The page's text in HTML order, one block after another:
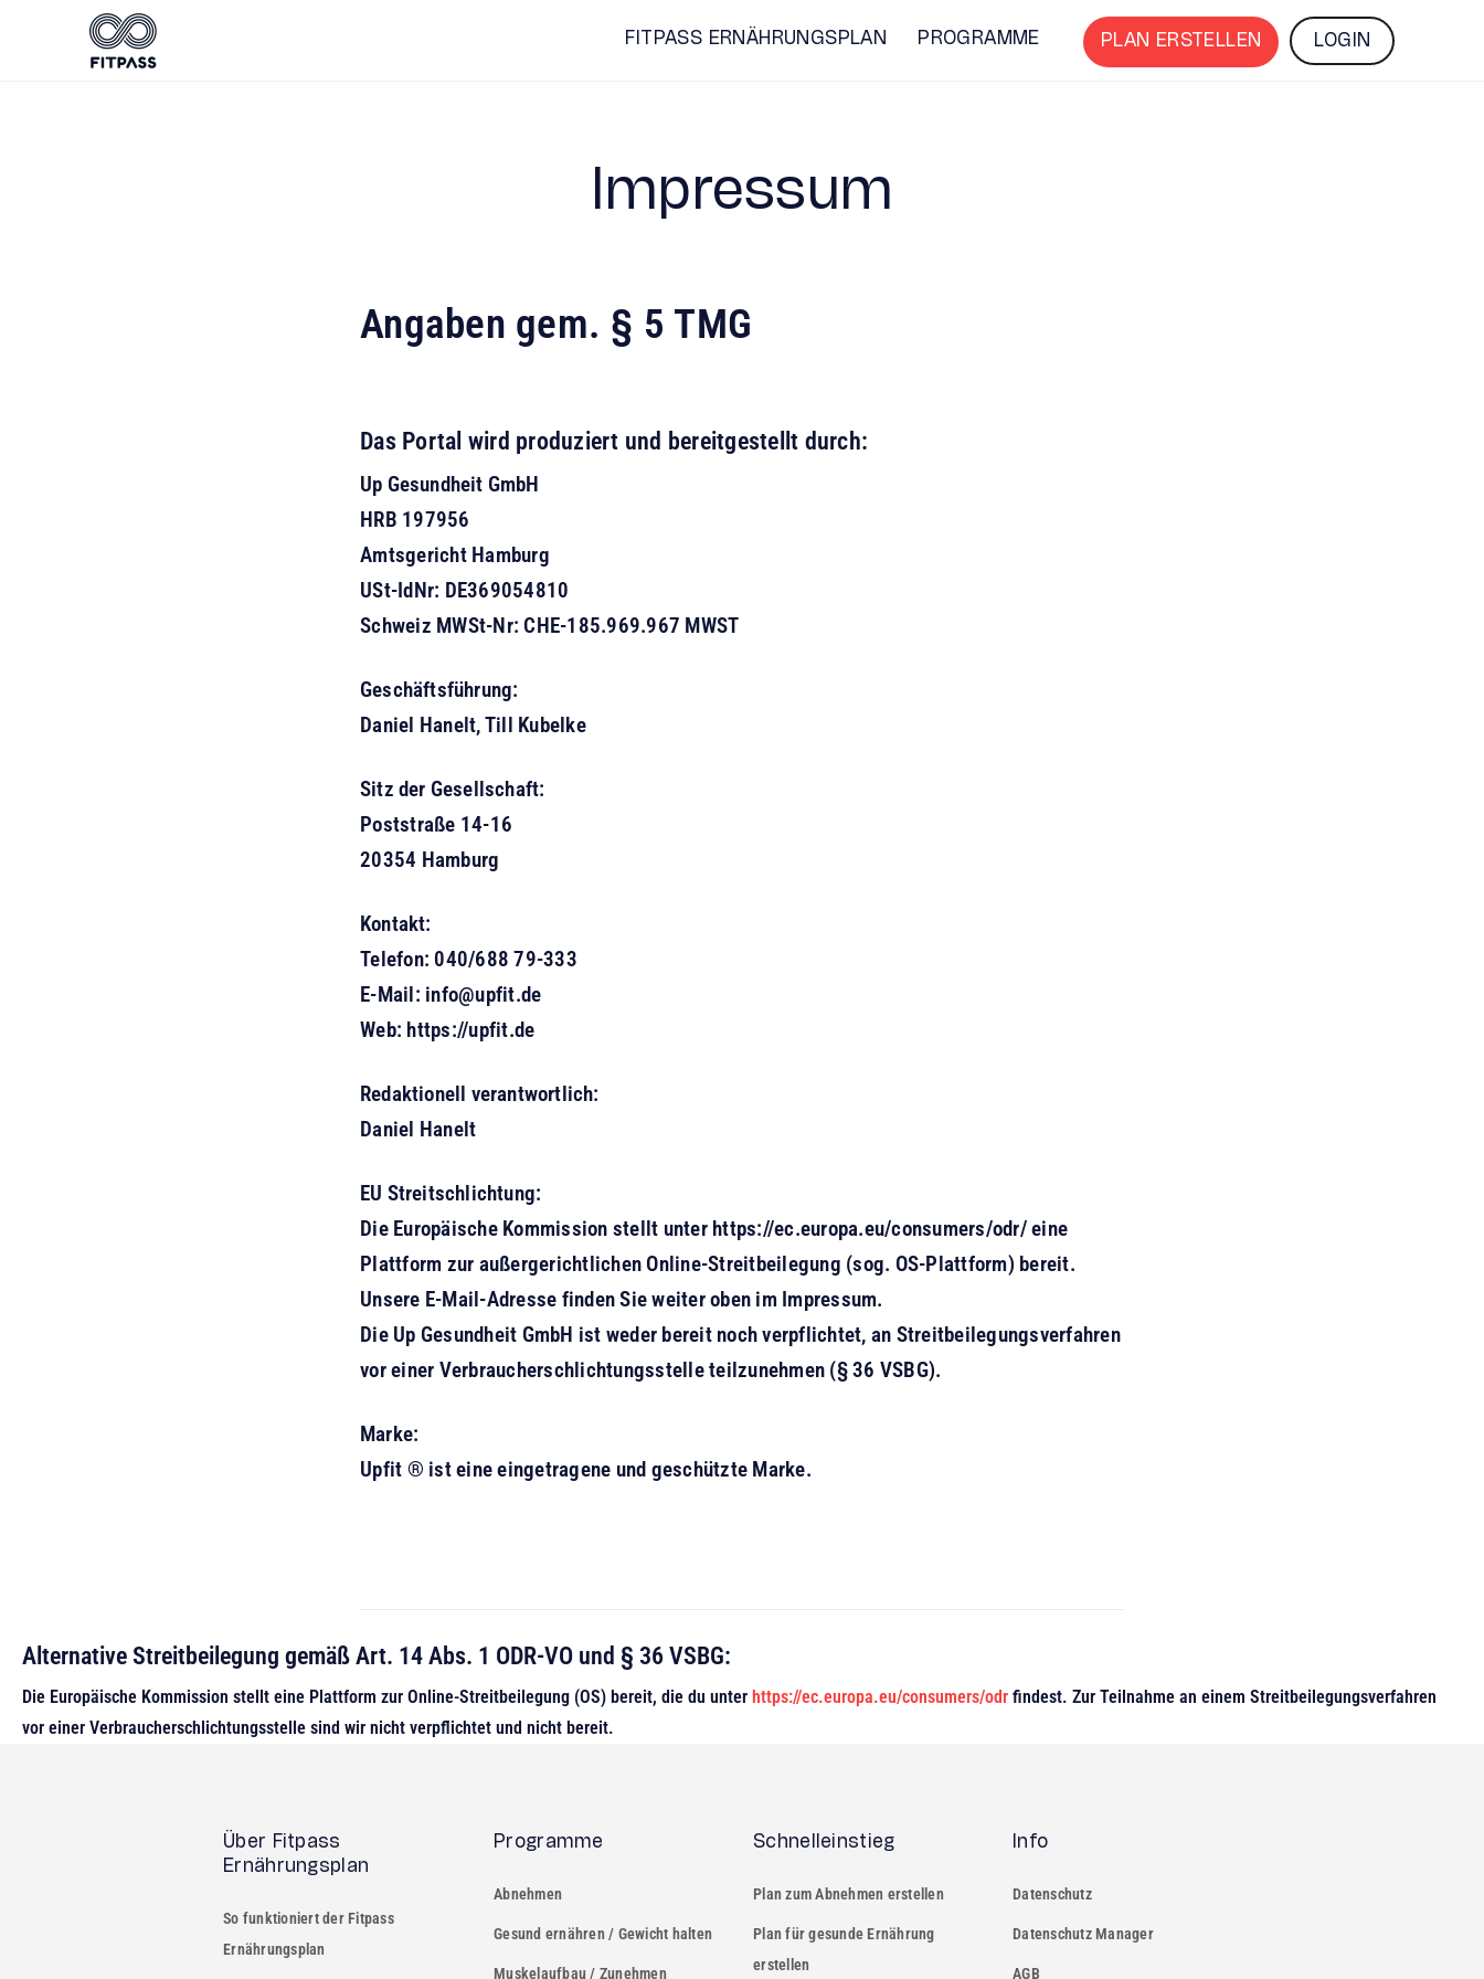
FITPASS ERNÄHRUNGSPLAN PROGRAMME PLAN ERSTELLEN LOGIN
Impressum
Angaben gem. § 5 TMG
Das Portal wird produziert und bereitgestellt durch:
Up Gesundheit GmbH
HRB 197956
Amtsgericht Hamburg
USt-IdNr: DE369054810
Schweiz MWSt-Nr: CHE-185.969.967 MWST
Geschäftsführung:
Daniel Hanelt, Till Kubelke
Sitz der Gesellschaft:
Poststraße 14-16
20354 Hamburg
Kontakt:
Telefon: 040/688 79-333
E-Mail: info@upfit.de
Web: https://upfit.de
Redaktionell verantwortlich:
Daniel Hanelt
EU Streitschlichtung:
Die Europäische Kommission stellt unter https://ec.europa.eu/consumers/odr/eine
Plattform zur außergerichtlichen Online-Streitbeilegung (sog. OS-Plattform) bereit.
Unsere E-Mail-Adresse finden Sie weiter oben im Impressum.
Die Up Gesundheit GmbH ist weder bereit noch verpflichtet, an Streitbeilegungsverfahren
vor einer Verbraucherschlichtungsstelle teilzunehmen (§ 36 VSBG).
Marke:
Upfit ® ist eine eingetragene und geschützte Marke.
Alternative Streitbeilegung gemäß Art. 14 Abs. 1 ODR-VO und § 36 VSBG:
Die Europäische Kommission stellt eine Plattform zur Online-Streitbeilegung (OS) bereit, die du unter https://ec.europa.eu/consumers/odr findest. Zur Teilnahme an einem Streitbeilegungsverfahren
vor einer Verbraucherschlichtungsstelle sind wir nicht verpflichtet und nicht bereit.
Über Fitpass
Ernährungsplan
So funktioniert der Fitpass
Ernährungsplan
Programme
Abnehmen
Gesund ernähren / Gewicht halten
Muskelaufbau / Zunehmen
Schnelleinstieg
Plan zum Abnehmen erstellen
Plan für gesunde Ernährung
erstellen
Info
Datenschutz
Datenschutz Manager
AGB